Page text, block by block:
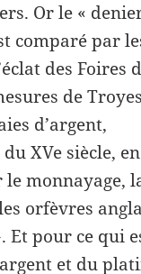
Or le «
comparé par
des Foires
de
d’argent,
XVe siècle, en
monnayage,
orfèvres
Et pour ce qui
et du